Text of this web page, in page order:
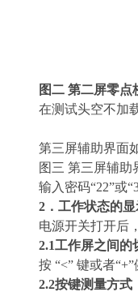
图二 第二屏零点
在测试头空不加
第三屏辅助界面
图三 第三屏辅助
输入密码“22”或
2．工作状态的显
电源开关打开后
2.1工作屏之间的
按 “<” 键或者
2.2按键测量方式